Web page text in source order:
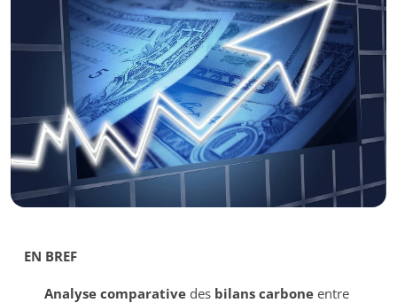
EN BREF
Analyse comparativedes bilans carboneentre